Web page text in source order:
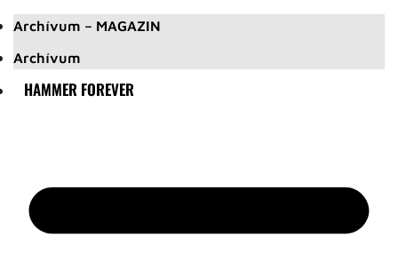
Archívum – MAGAZIN
Archívum
HAMMER FOREVER